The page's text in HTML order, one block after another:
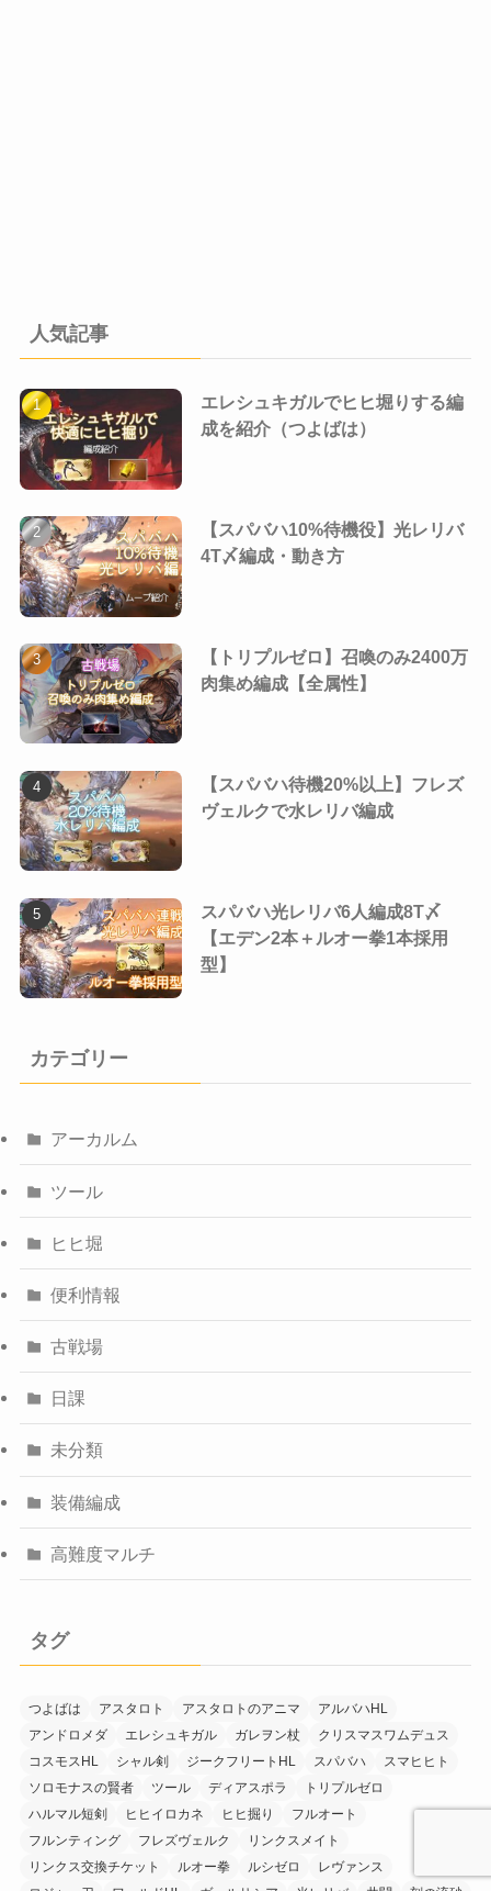
人気記事
エレシュキガルでヒヒ堀りする編
成を紹介（つよばは）
【スパバハ10%待機役】光レリバ
4T〆編成・動き方
【トリプルゼロ】召喚のみ2400万
肉集め編成【全属性】
【スパバハ待機20%以上】フレズ
ヴェルクで水レリバ編成
スパバハ光レリバ6人編成8T〆
【エデン2本＋ルオー拳1本採用
型】
カテゴリー
アーカルム
ツール
ヒヒ堀
便利情報
古戦場
日課
未分類
装備編成
高難度マルチ
タグ
つよばは アスタロト アスタロトのアニマ
アルバハHL
アンドロメダ
エレシュキガル ガレヲン杖
クリスマスワムデュス
コスモスHL
シャル剣 ジークフリートHL スパバハ
スマヒヒト
ソロモナスの賢者
ツール ディアスポラ
トリプルゼロ
ハルマル短剣
ヒヒイロカネ ヒヒ掘り
フルオート
フルンティング
フレズヴェルク
リンクスメイト
リンクス交換チケット
ルオー拳 ルシゼロ
レヴァンス